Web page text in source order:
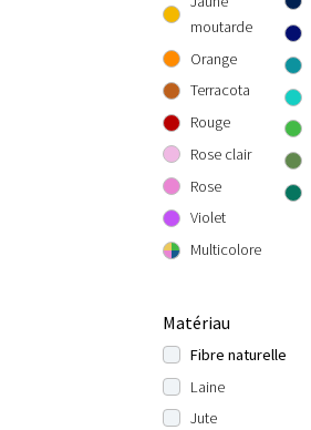
moutarde
Orange
Terracota
Rouge
Rose clair
Rose
Violet
Multicolore
Matériau
Fibre naturelle
Laine
Jute